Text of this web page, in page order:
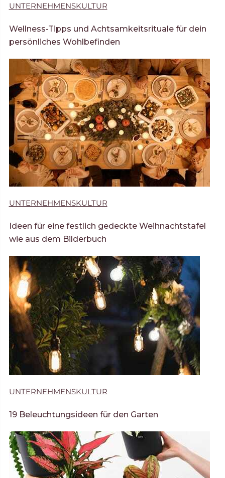
UNTERNEHMENSKULTUR
Wellness-Tipps und Achtsamkeitsrituale für dein
persönliches Wohlbefinden
UNTERNEHMENSKULTUR
Ideen für eine festlich gedeckte Weihnachtstafel
wie aus dem Bilderbuch
UNTERNEHMENSKULTUR
19 Beleuchtungsideen für den Garten